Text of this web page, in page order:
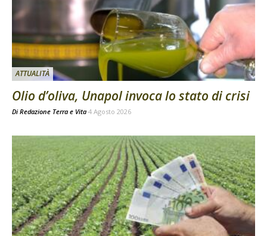
ATTUALITÀ
Olio d’oliva, Unapol invoca lo stato di crisi
Di Redazione Terra e Vita 4 Agosto 2026